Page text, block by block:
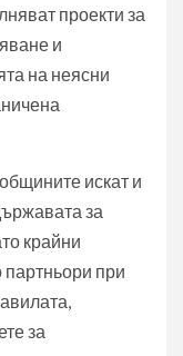
проекти за
и
на неясни
искат и
за
крайни
при
за